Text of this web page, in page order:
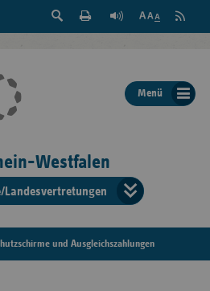
Suche
der
Seite
Feed
Menü
Westfalen
Landesvertretungen
der
und Ausgleichszahlungen